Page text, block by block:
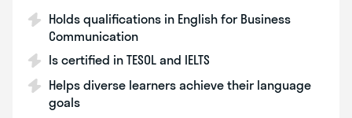
Holds qualifications in English for Business
Communication
Is certified in TESOL and IELTS
Helps diverse learners achieve their language
goals